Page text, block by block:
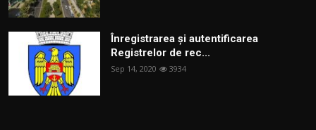
Înregistrarea și autentificarea
Registrelor de rec...
Sep 14, 2020 3934